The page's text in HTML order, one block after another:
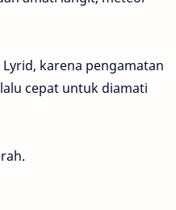
karena pengamatan
cepat untuk diamati